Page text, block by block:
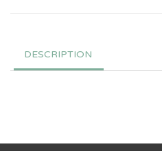
DESCRIPTION